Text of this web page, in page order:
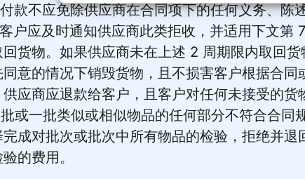
款不应免除供应商在合同项下的任何义务、陈
户应及时通知供应商此类拒收，并适用下文第
货物。如果供应商未在上述 2 周期限内取回
意的情况下销毁货物，且不损害客户根据合同
应商应退款给客户，且客户对任何未接受的货
或一批类似或相似物品的任何部分不符合合同
成对批次或批次中所有物品的检验，拒绝并
的费用。